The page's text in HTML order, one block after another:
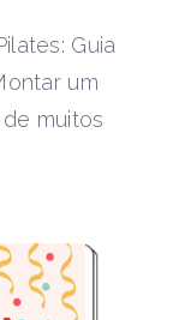
Guia
um
muitos